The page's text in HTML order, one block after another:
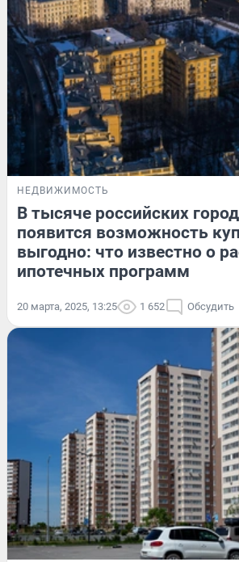
НЕДВИЖИМОСТЬ
В тысяче российских
появится возможность
выгодно: что известно о
ипотечных программ
20 марта, 2025, 13:25 1 652 Обсудить